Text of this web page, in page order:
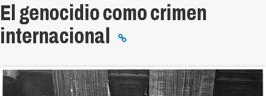
El genocidio como crimen
internacional